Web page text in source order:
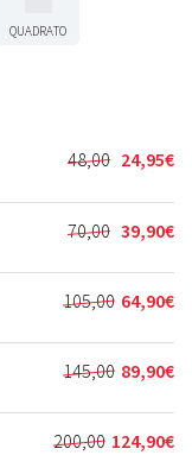
QUADRATO
48,00
Il
prezzo
originale
era:
48,00€.
24,95€
Il
prezzo
attuale
è:
24,95€.
70,00
Il
prezzo
originale
era:
70,00€.
39,90€
Il
prezzo
attuale
è:
39,90€.
105,00
Il
prezzo
originale
era:
105,00€.
64,90€
Il
prezzo
attuale
è:
64,90€.
145,00
Il
prezzo
originale
era:
89,90€
Il
prezzo
attuale
è:
200,00
Il 124,90€
Il